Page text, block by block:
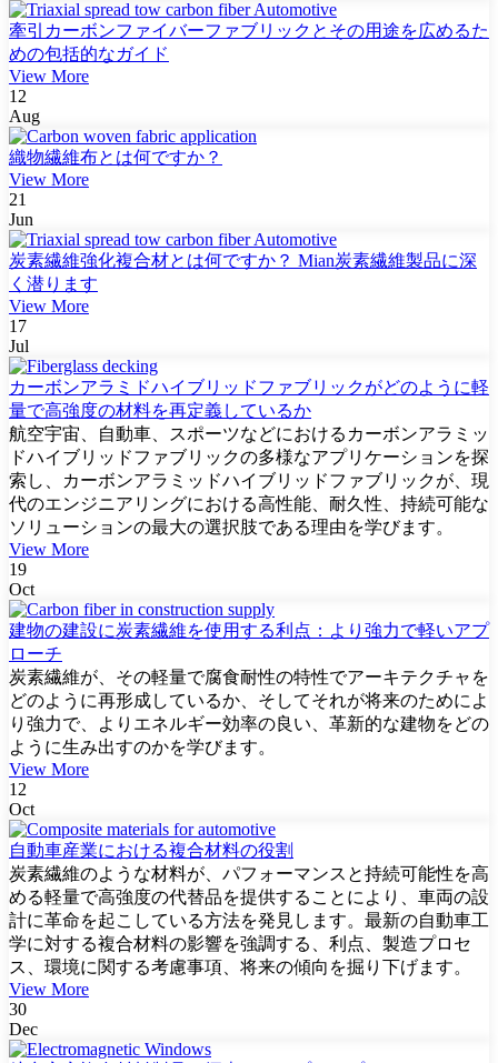
牽引カーボンファイバーファブリックとその用途を広めるた
めの包括的なガイド
View More
12
Aug
織物繊維布とは何ですか？
View More
21
Jun
炭素繊維強化複合材とは何ですか？ Mian炭素繊維製品に深
く潜ります
View More
17
Jul
カーボンアラミドハイブリッドファブリックがどのように軽
量で高強度の材料を再定義しているか
航空宇宙、自動車、スポーツなどにおけるカーボンアラミッ
ドハイブリッドファブリックの多様なアプリケーションを探
索し、カーボンアラミッドハイブリッドファブリックが、現
代のエンジニアリングにおける高性能、耐久性、持続可能な
ソリューションの最大の選択肢である理由を学びます。
View More
19
Oct
建物の建設に炭素繊維を使用する利点：より強力で軽いアプ
ローチ
炭素繊維が、その軽量で腐食耐性の特性でアーキテクチャを
どのように再形成しているか、そしてそれが将来のためによ
り強力で、よりエネルギー効率の良い、革新的な建物をどの
ように生み出すのかを学びます。
View More
12
Oct
自動車産業における複合材料の役割
炭素繊維のような材料が、パフォーマンスと持続可能性を高
める軽量で高強度の代替品を提供することにより、車両の設
計に革命を起こしている方法を発見します。最新の自動車工
学に対する複合材料の影響を強調する、利点、製造プロセ
ス、環境に関する考慮事項、将来の傾向を掘り下げます。
View More
30
Dec